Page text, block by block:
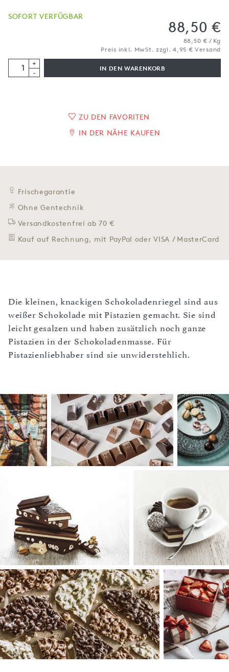
SOFORT VERFÜGBAR
88,50 €
88,50 € / Kg
Preis inkl. MwSt. zzgl. 4,95 € Versand
+
-
IN DEN WARENKORB
ZU DEN FAVORITEN
IN DER NÄHE KAUFEN
Frischegarantie
Ohne Gentechnik
Versandkostenfrei ab 70 €
Kauf auf Rechnung, mit PayPal oder VISA / MasterCard
Die kleinen, knackigen Schokoladenriegel sind aus
weißer Schokolade mit Pistazien gemacht. Sie sind
leicht gesalzen und haben zusätzlich noch ganze
Pistazien in der Schokoladenmasse. Für
Pistazienliebhaber sind sie unwiderstehlich.